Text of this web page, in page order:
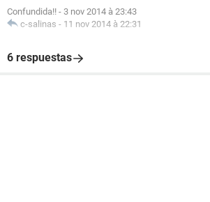
Confundida!! - 3 nov 2014 à 23:43
c-salinas - 11 nov 2014 à 22:31
6 respuestas